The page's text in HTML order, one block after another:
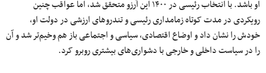
او باشد. با انتخاب رئیسی در ۱۴۰۰ این آرزو متحقق شد، اما عواقب چنین
رویکردی در مدت کوتاه زمامداری رئیسی و تندروهای ارزشی در دولت او،
خودش را نشان داد و اوضاع اقتصادی، سیاسی و اجتماعی باز هم وخیم‌تر شد و آن
را در سیاست داخلی و خارجی با دشواری‌های بیشتری روبرو کرد.